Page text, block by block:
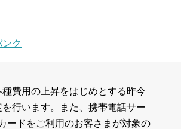
ク
費用の上昇をはじめとする昨今
行います。また、携帯電話サー
ードをご利用のお客さまが対象の